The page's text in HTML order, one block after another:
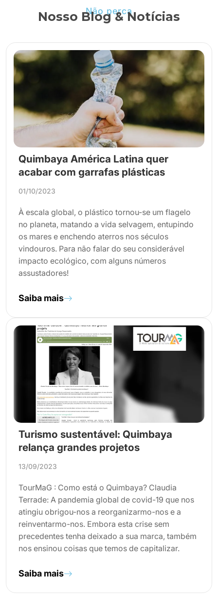
Não perca
Nosso Blog & Notícias
Quimbaya América Latina quer
acabar com garrafas plásticas
01/10/2023
À escala global, o plástico tornou-se um flagelo
no planeta, matando a vida selvagem, entupindo
os mares e enchendo aterros nos séculos
vindouros. Para não falar do seu considerável
impacto ecológico, com alguns números
assustadores!
Saiba mais
Turismo sustentável: Quimbaya
relança grandes projetos
13/09/2023
TourMaG : Como está o Quimbaya? Claudia
Terrade: A pandemia global de covid-19 que nos
atingiu obrigou-nos a reorganizarmo-nos e a
reinventarmo-nos. Embora esta crise sem
precedentes tenha deixado a sua marca, também
nos ensinou coisas que temos de capitalizar.
Saiba mais